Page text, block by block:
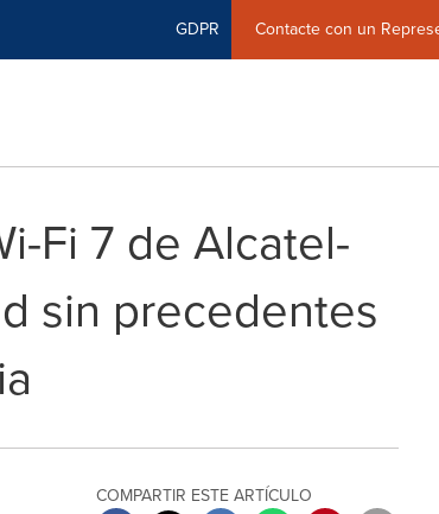
GDPR Contacte con un
Fi 7 de Alcatel-
sin precedentes
COMPARTIR ESTE ARTÍCULO